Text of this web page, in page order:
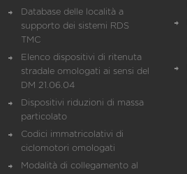
Database delle località a
supporto dei sistemi RDS
TMC
Elenco dispositivi di ritenuta
stradale omologati ai sensi del
DM 21.06.04
Dispositivi riduzioni di massa
particolato
Codici immatricolativi di
ciclomotori omologati
Modalità di collegamento al